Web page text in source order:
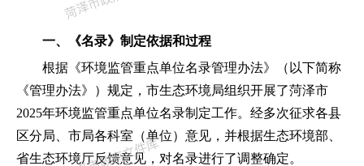
一、《名录》制定依据和过程
根据《环境监管重点单位名录管理办法》（以下简称
《管理办法》）规定，市生态环境局组织开展了菏泽市
2025年环境监管重点单位名录制定工作。经多次征求各县
区分局、市局各科室（单位）意见，并根据生态环境部、
省生态环境厅反馈意见，对名录进行了调整确定。